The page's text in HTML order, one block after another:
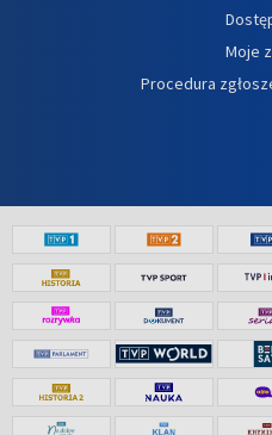
Moje
Procedura